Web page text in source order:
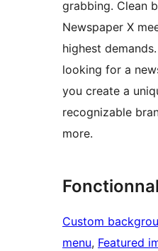
grabbing. Clean
Newspaper X
highest
looking for a
you create a
recognizable
more.
Custom
menu, Featured